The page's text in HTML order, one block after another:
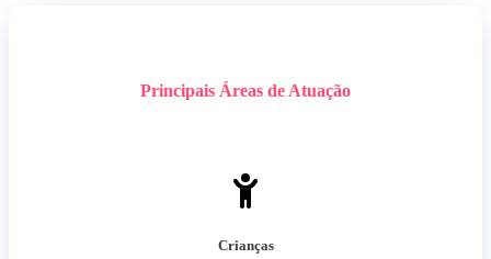
Principais Áreas de Atuação
Crianças